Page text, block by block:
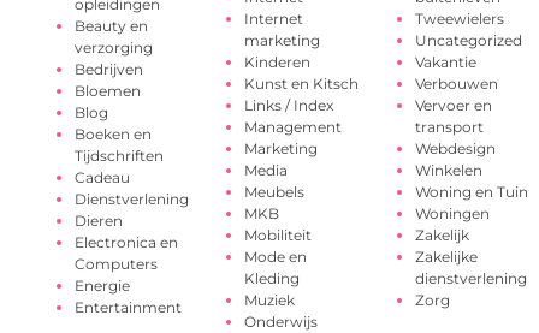
opleidingen
Beauty en
verzorging
Bedrijven
Bloemen
Blog
Boeken en
Tijdschriften
Cadeau
Dienstverlening
Dieren
Electronica en
Computers
Energie
Entertainment
Internet
marketing
Kinderen
Kunst en Kitsch
Links / Index
Management
Marketing
Media
Meubels
MKB
Mobiliteit
Mode en
Kleding
Muziek
Onderwijs
Tweewielers
Uncategorized
Vakantie
Verbouwen
Vervoer en
transport
Webdesign
Winkelen
Woning en Tuin
Woningen
Zakelijk
Zakelijke
dienstverlening
Zorg